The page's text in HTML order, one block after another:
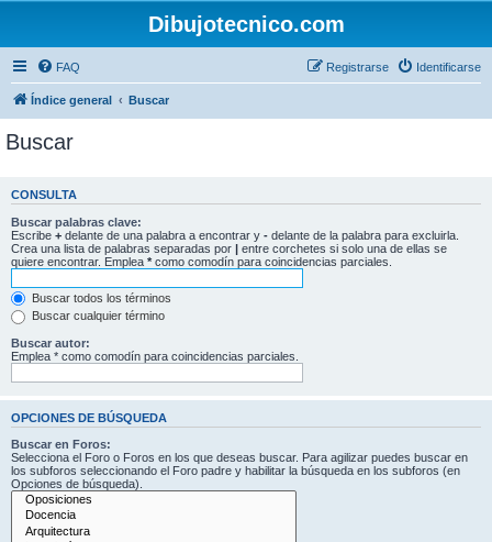
Dibujotecnico.com
FAQ Identificarse
Registrarse
Índice general Buscar
Buscar
CONSULTA
Buscar palabras clave:
Escribe + delante de una palabra a encontrar y - delante de la palabra para excluirla.
Crea una lista de palabras separadas por | entre corchetes si solo una de ellas se
quiere encontrar. Emplea * como comodín para coincidencias parciales.
Buscar todos los términos
Buscar cualquier término
Buscar autor:
Emplea * como comodín para coincidencias parciales.
OPCIONES DE BÚSQUEDA
Buscar en Foros:
Selecciona el Foro o Foros en los que deseas buscar. Para agilizar puedes buscar en
los subforos seleccionando el Foro padre y habilitar la búsqueda en los subforos (en
Opciones de búsqueda).